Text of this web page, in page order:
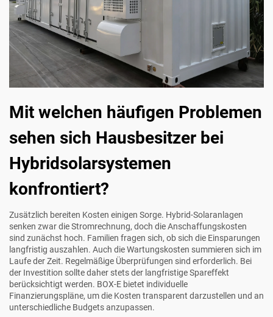
Mit welchen häufigen Problemen
sehen sich Hausbesitzer bei
Hybridsolarsystemen
konfrontiert?
Zusätzlich bereiten Kosten einigen Sorge. Hybrid-Solaranlagen
senken zwar die Stromrechnung, doch die Anschaffungskosten
sind zunächst hoch. Familien fragen sich, ob sich die Einsparungen
langfristig auszahlen. Auch die Wartungskosten summieren sich im
Laufe der Zeit. Regelmäßige Überprüfungen sind erforderlich. Bei
der Investition sollte daher stets der langfristige Spareffekt
berücksichtigt werden. BOX-E bietet individuelle
Finanzierungspläne, um die Kosten transparent darzustellen und an
unterschiedliche Budgets anzupassen.